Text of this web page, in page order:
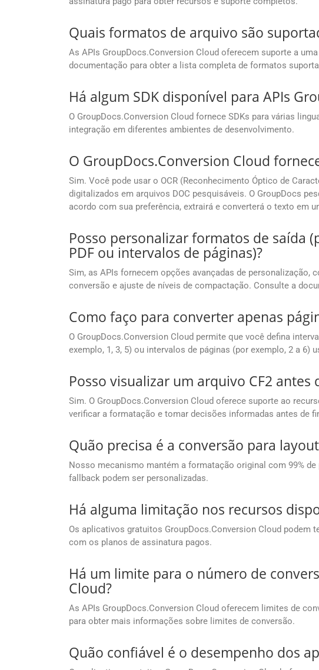
Quais formatos de arquivo são
As APIs GroupDocs.Conversion Cloud oferecem suporte a
documentação para obter a lista completa de formatos
Há algum SDK disponível para APIs
O GroupDocs.Conversion Cloud fornece SDKs para várias
integração em diferentes ambientes de desenvolvimento.
O GroupDocs.Conversion Cloud
Sim. Você pode usar o OCR (Reconhecimento Óptico de
digitalizados em arquivos DOC pesquisáveis. O GroupDocs
acordo com sua preferência, extrairá e converterá o texto em
Posso personalizar formatos de saída
PDF ou intervalos de páginas)?
Sim, as APIs fornecem opções avançadas de personalização,
conversão e ajuste de níveis de compactação. Consulte a
Como faço para converter apenas
O GroupDocs.Conversion Cloud permite que você defina
exemplo, 1, 3, 5) ou intervalos de páginas (por exemplo, 2 a 6)
Posso visualizar um arquivo CF2
Sim. O GroupDocs.Conversion Cloud oferece suporte ao
verificar a formatação e tomar decisões informadas antes de
Quão precisa é a conversão para
Nosso mecanismo mantém a formatação original com 99%
fallback podem ser personalizadas.
Há alguma limitação nos recursos
Os aplicativos gratuitos GroupDocs.Conversion Cloud
com os planos de assinatura pagos.
Há um limite para o número de
Cloud?
As APIs GroupDocs.Conversion Cloud oferecem limites de
para obter mais informações sobre limites de conversão.
Quão confiável é o desempenho dos